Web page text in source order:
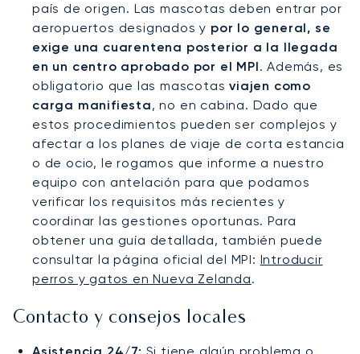
país de origen. Las mascotas deben entrar por
aeropuertos designados y por lo general, se
exige una cuarentena posterior a la llegada
en un centro aprobado por el MPI. Además, es
obligatorio que las mascotasviajen como
carga manifiesta, no en cabina. Dado que
estos procedimientos pueden ser complejos y
afectar a los planes de viaje de corta estancia
o de ocio, le rogamos que informe a nuestro
equipo con antelación para que podamos
verificar los requisitos más recientes y
coordinar las gestiones oportunas. Para
obtener una guía detallada, también puede
consultar la página oficial del MPI: Introducir
perros y gatos en Nueva Zelanda.
Contacto y consejos locales